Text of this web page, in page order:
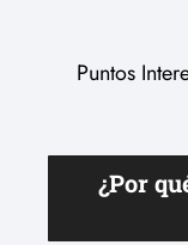
Puntos
¿Por